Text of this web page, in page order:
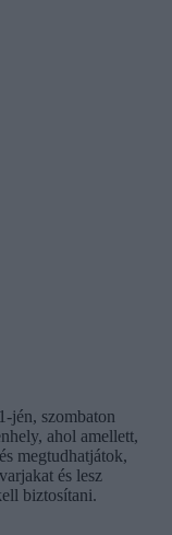
jén, szombaton
ahol amellett,
megtudhatjátok,
és lesz
biztosítani.